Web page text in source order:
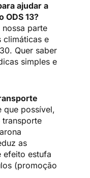
ajudar a
ODS 13?
parte
climáticas e
Quer saber
simples e
que possível,
transporte
as
efeito estufa
(promoção